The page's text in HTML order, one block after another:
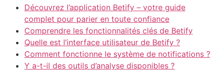
Découvrez l’application Betify – votre guide
complet pour parier en toute confiance
Comprendre les fonctionnalités clés de Betify
Quelle est l’interface utilisateur de Betify ?
Comment fonctionne le système de notifications ?
Y a-t-il des outils d’analyse disponibles ?